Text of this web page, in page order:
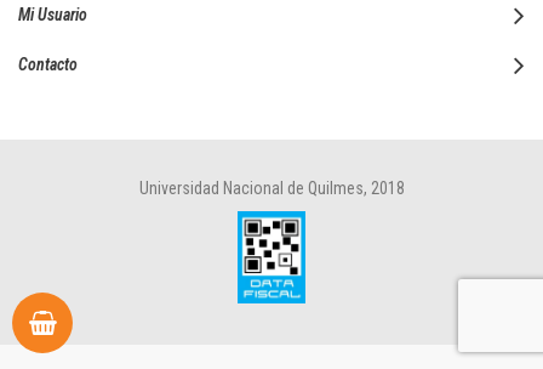
Mi Usuario
Contacto
Universidad Nacional de Quilmes, 2018